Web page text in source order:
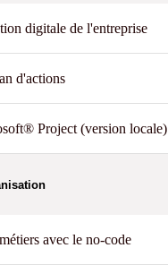
digitale de l'entreprise
d'actions
Project (version locale)
avec le no-code